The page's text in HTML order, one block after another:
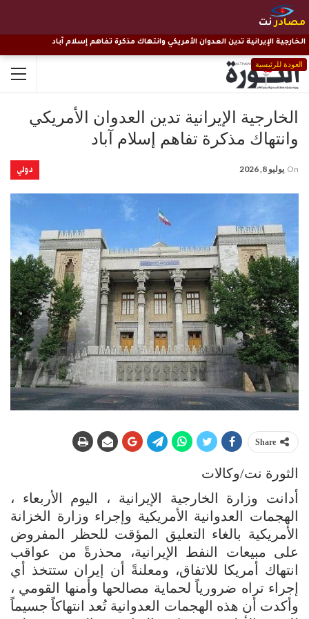
مصادرنت
العودة للرئيسية
الخارجية الإيرانية تدين العدوان الأمريكي وانتهاك مذكرة تفاهم إسلام آباد